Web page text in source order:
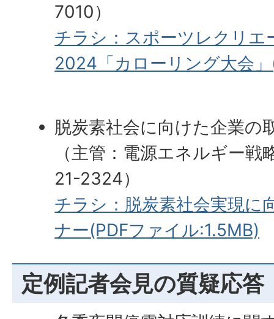
7010）
チラシ：スポーツレクリ
2024「カローリング大会
脱炭素社会に向けた企業の
（主管：電源エネルギー
21-2324）
チラシ：脱炭素社会実現に
ナー(PDFファイル:1.5MB)
定例記者会見の質疑応答